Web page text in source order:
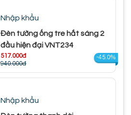
Nhập khẩu
Đèn tường ống tre hắt sáng 2
đầu hiện đại VNT234
517.000đ
940.000đ
-45.0%
Nhập khẩu